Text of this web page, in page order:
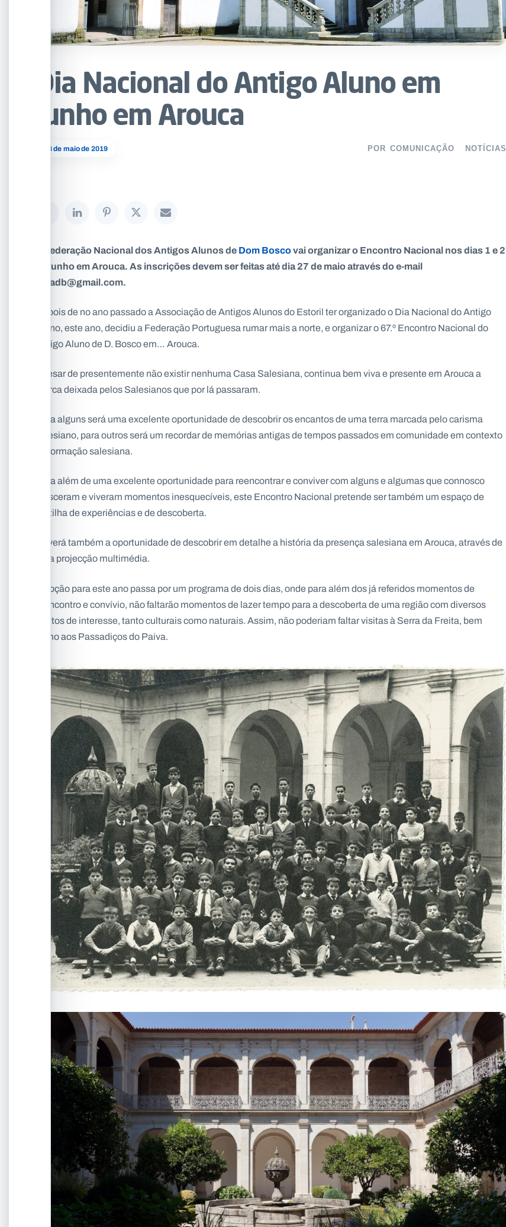
03 de maio de 2019
Dia Nacional do Antigo Aluno em
junho em Arouca
POR COMUNICAÇÃO NOTÍCIAS
A Federação Nacional dos Antigos Alunos deDom Boscovai organizar o Encontro Nacional nos dias 1 e 2
de junho em Arouca. As inscrições devem ser feitas até dia 27 de maio através do e-mail
fpaadb@gmail.com.
Depois de no ano passado a Associação de Antigos Alunos do Estoril ter organizado o Dia Nacional do Antigo
Aluno, este ano, decidiu a Federação Portuguesa rumar mais a norte, e organizar o 67.º Encontro Nacional do
Antigo Aluno de D. Bosco em… Arouca.
Apesar de presentemente não existir nenhuma Casa Salesiana, continua bem viva e presente em Arouca a
marca deixada pelos Salesianos que por lá passaram.
Para alguns será uma excelente oportunidade de descobrir os encantos de uma terra marcada pelo carisma
salesiano, para outros será um recordar de memórias antigas de tempos passados em comunidade em contexto
de formação salesiana.
Para além de uma excelente oportunidade para reencontrar e conviver com alguns e algumas que connosco
cresceram e viveram momentos inesquecíveis, este Encontro Nacional pretende ser também um espaço de
partilha de experiências e de descoberta.
Haverá também a oportunidade de descobrir em detalhe a história da presença salesiana em Arouca, através de
uma projecção multimédia.
A opção para este ano passa por um programa de dois dias, onde para além dos já referidos momentos de
reencontro e convívio, não faltarão momentos de lazer tempo para a descoberta de uma região com diversos
pontos de interesse, tanto culturais como naturais. Assim, não poderiam faltar visitas à Serra da Freita, bem
como aos Passadiços do Paiva.